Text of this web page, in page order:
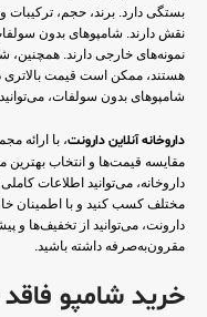
بستگی دارد. برند، حجم،
نقش دارند. شامپوهای بدون
نمونه‌های خارجی دارند. همچنین،
هستند، ممکن است قیمت بالاتری
شامپوهای بدون سولفات، می‌توانید
داروخانه آنلاین دارونت، با ارائه
مقایسه قیمت‌ها و انتخاب
داروخانه، می‌توانید اطلاعات
مختلف کسب کنید و با اطمینان
دارونت، می‌توانید از تخفیف‌ها و
مقرون‌به‌صرفه داشته باشید.
خرید شامپو